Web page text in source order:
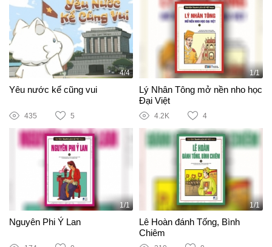
4/4
Yêu nước kể cũng vui
435 5
1/1
Lý Nhân Tông mở nền nho học
Đại Việt
4.2K 4
1/1
Nguyên Phi Ỷ Lan
1/1
Lê Hoàn đánh Tống, Bình
Chiêm